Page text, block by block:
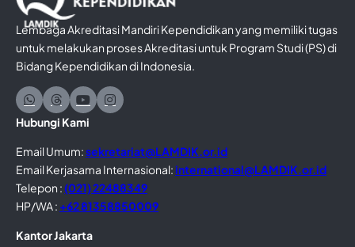
Lembaga Akreditasi Mandiri Kependidikan yang memiliki tugas
untuk melakukan proses Akreditasi untuk Program Studi (PS) di
Bidang Kependidikan di Indonesia.
Hubungi Kami
Email Umum:sekretariat@LAMDIK.or.id
Email Kerjasama Internasional:international@LAMDIK.or.id
Telepon : (021) 22488349
HP/WA : +62 81358850009
Kantor Jakarta